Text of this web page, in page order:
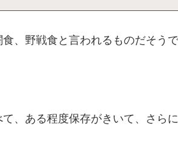
、野戦食と言われるものだそうで
、ある程度保存がきいて、さら